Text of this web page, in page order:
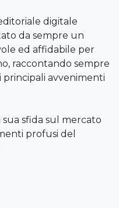
digitale
da sempre un
ed affidabile per
raccontando sempre
principali avvenimenti
sfida sul mercato
profusi del